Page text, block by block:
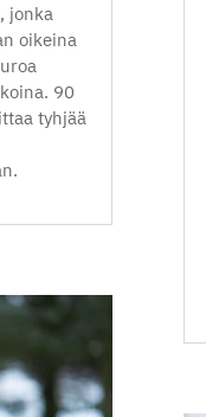
jonka
oikeina
90
tyhjää